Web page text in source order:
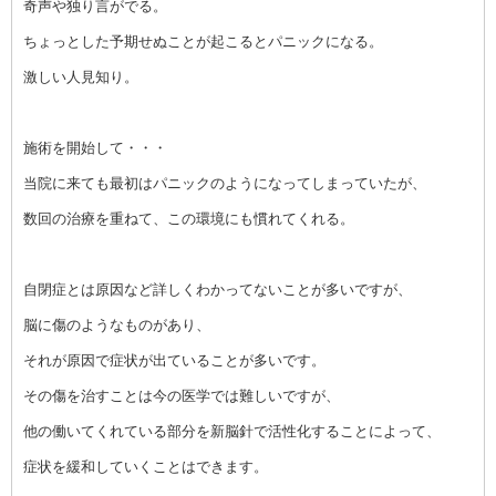
奇声や独り言がでる。
ちょっとした予期せぬことが起こるとパニックになる。
激しい人見知り。
施術を開始して・・・
当院に来ても最初はパニックのようになってしまっていたが、
数回の治療を重ねて、この環境にも慣れてくれる。
自閉症とは原因など詳しくわかってないことが多いですが、
脳に傷のようなものがあり、
それが原因で症状が出ていることが多いです。
その傷を治すことは今の医学では難しいですが、
他の働いてくれている部分を新脳針で活性化することによって、
症状を緩和していくことはできます。